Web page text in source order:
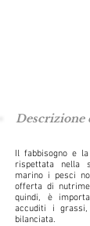
Descrizione
Il fabbisogno e
rispettata nella
marino i pesci
offerta di
quindi, è
accuditi i
bilanciata.